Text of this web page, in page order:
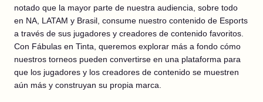
notado que la mayor parte de nuestra audiencia, sobre todo
en NA, LATAM y Brasil, consume nuestro contenido de Esports
a través de sus jugadores y creadores de contenido favoritos.
Con Fábulas en Tinta, queremos explorar más a fondo cómo
nuestros torneos pueden convertirse en una plataforma para
que los jugadores y los creadores de contenido se muestren
aún más y construyan su propia marca.